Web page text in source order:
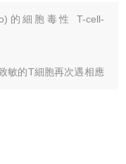
的細胞毒性 T-cell-
敏的T細胞再次遇相應
常用指標(biāo)，特別